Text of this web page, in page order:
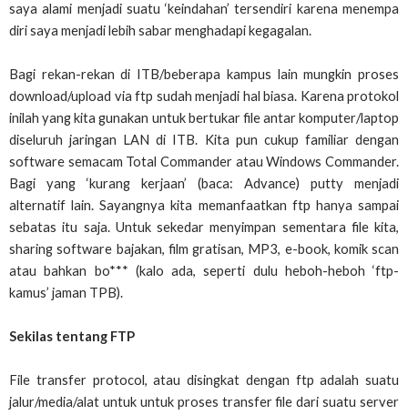
saya alami menjadi suatu ‘keindahan’ tersendiri karena menempa
diri saya menjadi lebih sabar menghadapi kegagalan.
Bagi rekan-rekan di ITB/beberapa kampus lain mungkin proses
download/upload via ftp sudah menjadi hal biasa. Karena protokol
inilah yang kita gunakan untuk bertukar file antar komputer/laptop
diseluruh jaringan LAN di ITB. Kita pun cukup familiar dengan
software semacam Total Commander atau Windows Commander.
Bagi yang ‘kurang kerjaan’ (baca: Advance) putty menjadi
alternatif lain. Sayangnya kita memanfaatkan ftp hanya sampai
sebatas itu saja. Untuk sekedar menyimpan sementara file kita,
sharing software bajakan, film gratisan, MP3, e-book, komik scan
atau bahkan bo*** (kalo ada, seperti dulu heboh-heboh ‘ftp-
kamus’ jaman TPB).
Sekilas tentang FTP
File transfer protocol, atau disingkat dengan ftp adalah suatu
jalur/media/alat untuk untuk proses transfer file dari suatu server